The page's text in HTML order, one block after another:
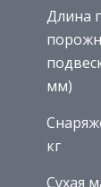
Длина
мм)
кг
Сухая